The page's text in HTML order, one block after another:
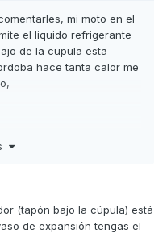
mi moto en el
el liquido refrigerante
de la cupula esta
hace tanta calor me
vea el liquido verde y
(el bote no lo he
de la rueda delantera)
(tapón bajo la cúpula) está
de expansión tengas el